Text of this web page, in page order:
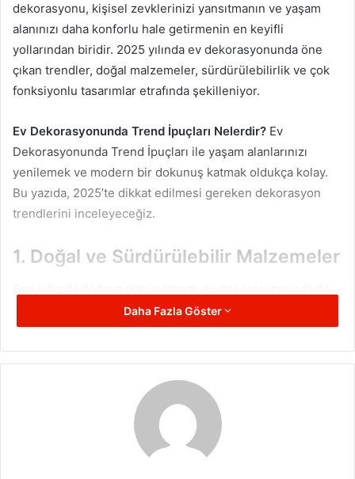
dekorasyonu, kişisel zevklerinizi yansıtmanın ve yaşam
alanınızı daha konforlu hale getirmenin en keyifli
yollarından biridir. 2025 yılında ev dekorasyonunda öne
çıkan trendler, doğal malzemeler, sürdürülebilirlik ve çok
fonksiyonlu tasarımlar etrafında şekilleniyor.
Ev Dekorasyonunda Trend İpuçları Nelerdir? Ev
Dekorasyonunda Trend İpuçları ile yaşam alanlarınızı
yenilemek ve modern bir dokunuş katmak oldukça kolay.
Bu yazıda, 2025’te dikkat edilmesi gereken dekorasyon
trendlerini inceleyeceğiz.
1. Doğal ve Sürdürülebilir Malzemeler
kendini gösteriyor. Ahşap, bambu, keten ve pamuk gibi
doğal malzemeler, evlerde sıkça tercih ediliyor. Bu
malzemeler sadece estetik bir görünüm sunmakla
çekiyor. Ev Dekorasyonunda Trend İpuçları arasında, geri
dönüşümden elde edilen mobilyalar ve organik kumaşlar
Daha Fazla Göster